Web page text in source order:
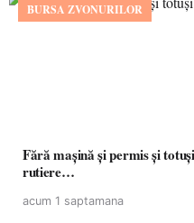
BURSA ZVONURILOR
Fără mașină și permis și
rutiere…
acum 1 saptamana